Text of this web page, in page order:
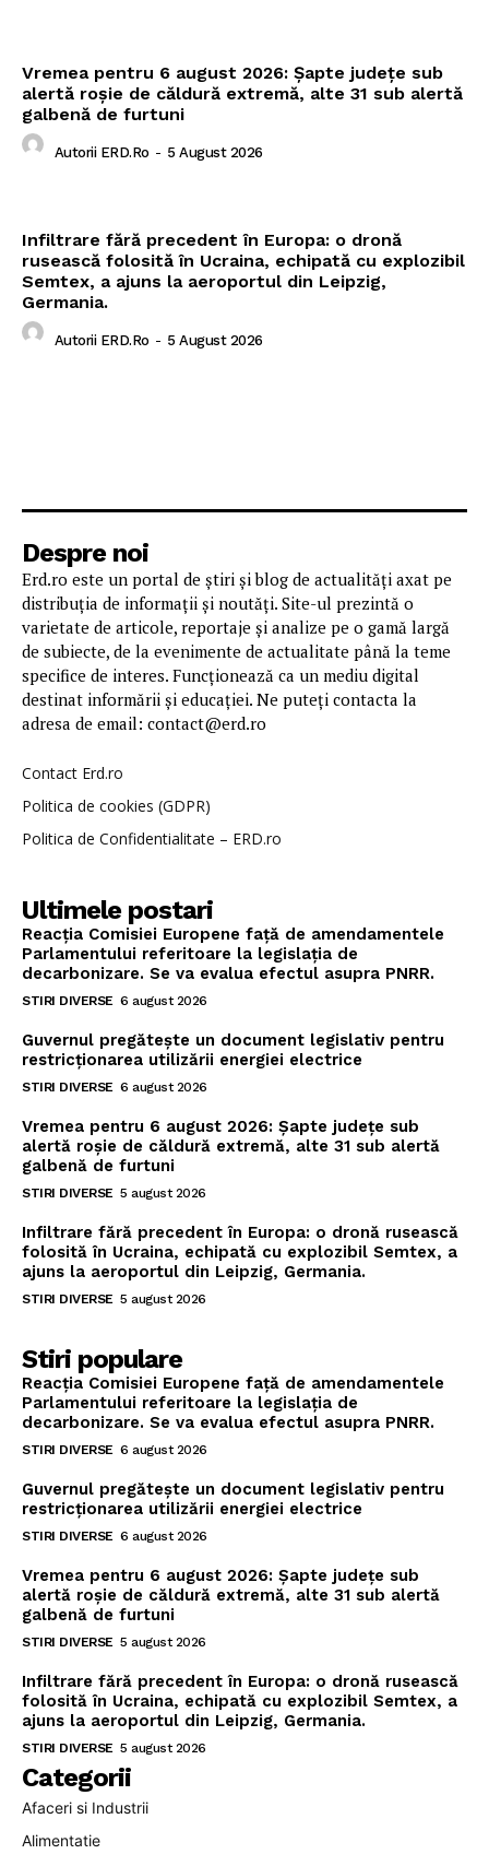
Vremea pentru 6 august 2026: Șapte județe sub
alertă roșie de căldură extremă, alte 31 sub alertă
galbenă de furtuni
Autorii ERD.ro - 5 August 2026
Infiltrare fără precedent în Europa: o dronă
rusească folosită în Ucraina, echipată cu explozibil
Semtex, a ajuns la aeroportul din Leipzig,
Germania.
Autorii ERD.ro - 5 August 2026
Despre noi
Erd.ro este un portal de știri și blog de actualități axat pe
distribuția de informații și noutăți. Site-ul prezintă o
varietate de articole, reportaje și analize pe o gamă largă
de subiecte, de la evenimente de actualitate până la teme
specifice de interes. Funcționează ca un mediu digital
destinat informării și educației. Ne puteți contacta la
adresa de email: contact@erd.ro
Contact Erd.ro
Politica de cookies (GDPR)
Politica de Confidentialitate – ERD.ro
Ultimele postari
Reacția Comisiei Europene față de amendamentele
Parlamentului referitoare la legislația de
decarbonizare. Se va evalua efectul asupra PNRR.
STIRI DIVERSE 6 august 2026
Guvernul pregătește un document legislativ pentru
restricționarea utilizării energiei electrice
STIRI DIVERSE 6 august 2026
Vremea pentru 6 august 2026: Șapte județe sub
alertă roșie de căldură extremă, alte 31 sub alertă
galbenă de furtuni
STIRI DIVERSE 5 august 2026
Infiltrare fără precedent în Europa: o dronă rusească
folosită în Ucraina, echipată cu explozibil Semtex, a
ajuns la aeroportul din Leipzig, Germania.
STIRI DIVERSE 5 august 2026
Stiri populare
Reacția Comisiei Europene față de amendamentele
Parlamentului referitoare la legislația de
decarbonizare. Se va evalua efectul asupra PNRR.
STIRI DIVERSE 6 august 2026
Guvernul pregătește un document legislativ pentru
restricționarea utilizării energiei electrice
STIRI DIVERSE 6 august 2026
Vremea pentru 6 august 2026: Șapte județe sub
alertă roșie de căldură extremă, alte 31 sub alertă
galbenă de furtuni
STIRI DIVERSE 5 august 2026
Infiltrare fără precedent în Europa: o dronă rusească
folosită în Ucraina, echipată cu explozibil Semtex, a
ajuns la aeroportul din Leipzig, Germania.
STIRI DIVERSE 5 august 2026
Categorii
Afaceri si Industrii
Alimentatie